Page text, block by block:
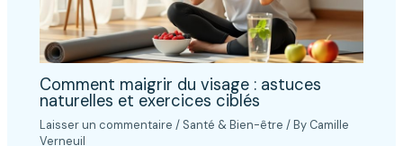
Comment maigrir du visage : astuces
naturelles et exercices ciblés
Laisser un commentaire / Santé & Bien-être / By Camille
Verneuil